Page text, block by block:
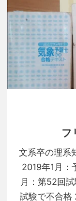
フ
文系卒の理系
2019年1月：
月：第52回
試験で不合格